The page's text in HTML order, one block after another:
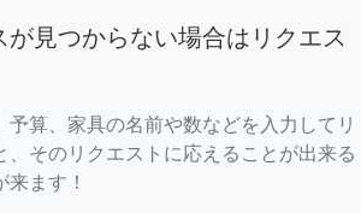
が見つからない場合はリクエス
予算、家具の名前や数などを入力してリ
、そのリクエストに応えることが出来る
ます！